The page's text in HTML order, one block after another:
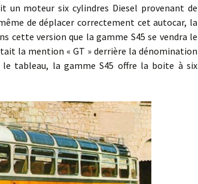
un moteur six cylindres Diesel provenant de
de déplacer correctement cet autocar, la
cette version que la gamme S45 se vendra le
la mention « GT » derrière la dénomination
le tableau, la gamme S45 offre la boite à six